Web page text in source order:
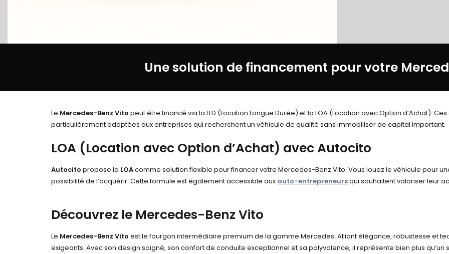
Une solution de financement pour votre
Le Mercedes-Benz Vito peut être financé via la LLD (Location Longue Durée) et la LOA (Location avec Option d’Achat).
particulièrement adaptées aux entreprises qui recherchent un véhicule de qualité sans immobiliser de capital important.
LOA (Location avec Option d’Achat) avec Autocito
Autocito propose la LOAcomme solution flexible pour financer votre Mercedes-Benz Vito. Vous louez le véhicule pour
possibilité de l’acquérir. Cette formule est également accessible aux auto-entrepreneursqui souhaitent valoriser leur
Découvrez le Mercedes-Benz Vito
Le Mercedes-Benz Vito est le fourgon intermédiaire premium de la gamme Mercedes. Alliant élégance, robustesse et
exigeants. Avec son design soigné, son confort de conduite exceptionnel et sa polyvalence, il représente bien plus